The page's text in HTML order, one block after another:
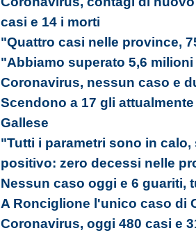
casi e 14 i morti
"Quattro casi nelle province,
"Abbiamo superato 5,6
Coronavirus, nessun caso e
Scendono a 17 gli
Gallese
"Tutti i parametri sono in
positivo: zero decessi nelle
Nessun caso oggi e 6 guariti,
A Ronciglione l'unico caso di
Coronavirus, oggi 480 casi e